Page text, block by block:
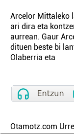
Arcelor Mittaleko
ari dira eta
aurrean. Gaur
dituen beste bi
Olaberria eta
Otamotz.com